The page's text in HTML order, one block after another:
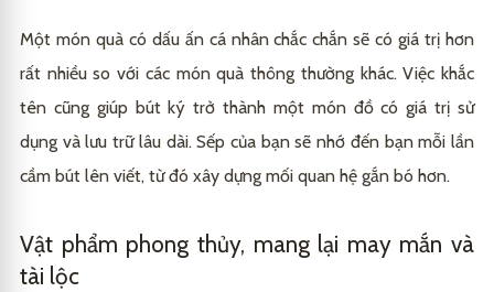
Một món quà có dấu ấn cá nhân chắc chắn sẽ có giá trị hơn
rất nhiều so với các món quà thông thường khác. Việc khắc
tên cũng giúp bút ký trở thành một món đồ có giá trị sử
dụng và lưu trữ lâu dài. Sếp của bạn sẽ nhớ đến bạn mỗi lần
cầm bút lên viết, từ đó xây dựng mối quan hệ gắn bó hơn.
Vật phẩm phong thủy, mang lại may mắn và
tài lộc